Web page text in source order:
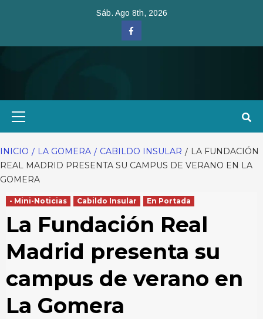
Sáb. Ago 8th, 2026
Facebook
INICIO LA GOMERA CABILDO INSULAR
LA FUNDACIÓN
REAL MADRID PRESENTA SU CAMPUS DE VERANO EN LA
GOMERA
- Mini-Noticias Cabildo Insular En Portada
La Fundación Real
Madrid presenta su
campus de verano en
La Gomera